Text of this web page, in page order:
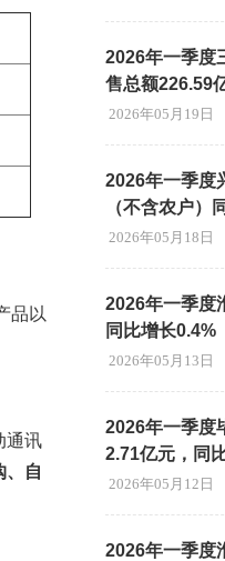
品以
通讯
、自
2026年一季度
售总额226.59
2026年05月19日
2026年一季度
（不含农户）
2026年05月18日
2026年一季度
同比增长0.4%
2026年05月13日
2026年一季度
2.71亿元，同
2026年05月12日
2026年一季度